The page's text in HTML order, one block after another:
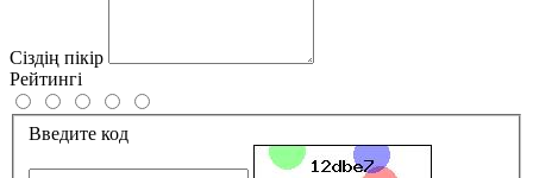
Сіздің пікір
Рейтингі
Введите код